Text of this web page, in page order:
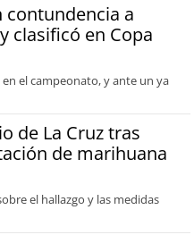
contundencia a
clasificó en Copa
el campeonato, y ante un ya
de La Cruz tras
de marihuana
el hallazgo y las medidas